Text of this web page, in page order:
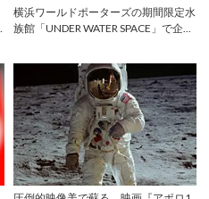
横浜ワールドポーターズの期間限定水
族館「UNDER WATER SPACE」で企...